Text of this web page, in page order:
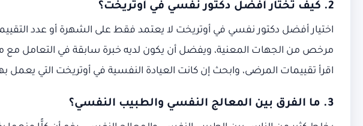
2. كيف تختار أفضل دكتور نفسي في أوتريخت؟
اختيار أفضل دكتور نفسي في أوتريخت لا يعتمد فقط على الشهرة أو عدد
مرخص من الجهات المعنية، ويفضل أن يكون لديه خبرة سابقة في التعامل مع
اقرأ تقييمات المرضى، وابحث إن كانت العيادة النفسية في أوتريخت التي
3. ما الفرق بين المعالج النفسي والطبيب النفسي؟